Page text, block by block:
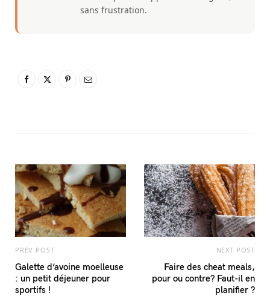
sans frustration.
PREV POST
Galette d’avoine moelleuse
: un petit déjeuner pour
sportifs !
NEXT POST
Faire des cheat meals,
pour ou contre? Faut-il en
planifier ?